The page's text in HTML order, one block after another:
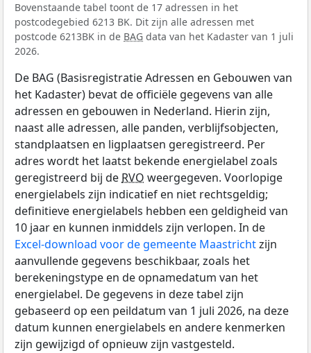
Bovenstaande tabel toont de 17 adressen in het
postcodegebied 6213 BK. Dit zijn alle adressen met
postcode 6213BK in de BAG data van het Kadaster van 1 juli
2026.
De BAG (Basisregistratie Adressen en Gebouwen van
het Kadaster) bevat de officiële gegevens van alle
adressen en gebouwen in Nederland. Hierin zijn,
naast alle adressen, alle panden, verblijfsobjecten,
standplaatsen en ligplaatsen geregistreerd. Per
adres wordt het laatst bekende energielabel zoals
geregistreerd bij de RVO weergegeven. Voorlopige
energielabels zijn indicatief en niet rechtsgeldig;
definitieve energielabels hebben een geldigheid van
10 jaar en kunnen inmiddels zijn verlopen. In de
Excel-download voor de gemeente Maastrichtzijn
aanvullende gegevens beschikbaar, zoals het
berekeningstype en de opnamedatum van het
energielabel. De gegevens in deze tabel zijn
gebaseerd op een peildatum van 1 juli 2026, na deze
datum kunnen energielabels en andere kenmerken
zijn gewijzigd of opnieuw zijn vastgesteld.